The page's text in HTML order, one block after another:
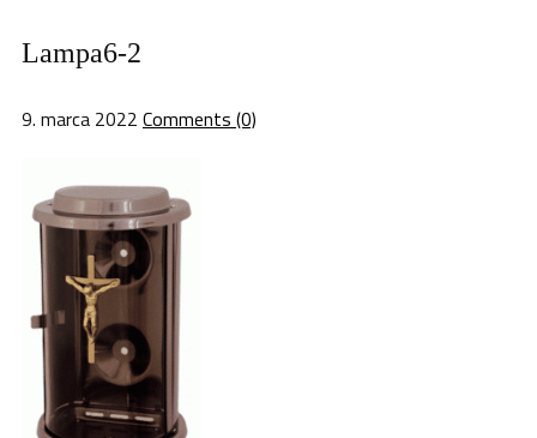
Lampa6-2
9. marca 2022 Comments (0)